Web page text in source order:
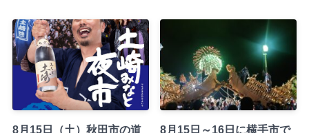
8月15日（土）秋田市の道 8月15日～16日に横手市で